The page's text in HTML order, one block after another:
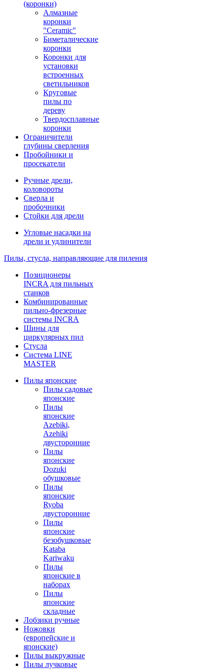
(коронки)
Алмазные
коронки
"Ceramic"
Биметалические
коронки
Коронки для
установки
встроенных
светильников
Круговые
пилы по
дереву
Твердосплавные
коронки
Ограничители
глубины сверления
Пробойники и
просекатели
Ручные дрели,
коловороты
Сверла и
пробочники
Стойки для дрели
Угловые насадки на
дрели и удлинители
Пилы, стусла, направляющие для пиления
Позиционеры
INCRA для пильных
станков
Комбинированные
пильно-фрезерные
системы INCRA
Шины для
циркулярных пил
Стусла
Система LINE
MASTER
Пилы японские
Пилы садовые
японские
Пилы
японские
Azebiki,
Azehiki
двусторонние
Пилы
японские
Dozuki
обушковые
Пилы
японские
Ryoba
двусторонние
Пилы
японские
безобушковые
Kataba
Kariwaku
Пилы
японские в
наборах
Пилы
японские
складные
Лобзики ручные
Ножовки
(европейские и
японские)
Пилы выкружные
Пилы лучковые